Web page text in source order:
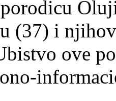
(37) i
ove